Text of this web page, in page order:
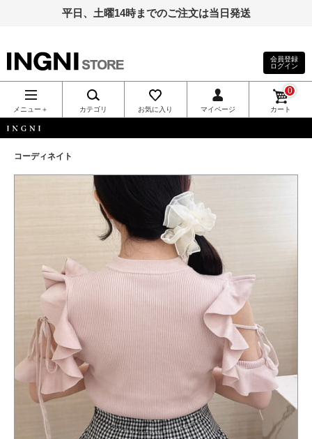
平日、土曜14時までのご注文は当日発送
INGNI（イン
グ）公式通
販｜INGNI
STORE
会員登録
ログイン
メニュー＋ カテゴリ お気に入り マイページ カート
0
コーディネイト